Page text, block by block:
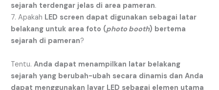
sejarah terdengar jelas di area pameran.
7. Apakah LED screen dapat digunakan sebagai latar
belakang untuk area foto (photo booth) bertema
sejarah di pameran?
Tentu.Anda dapat menampilkan latar belakang
sejarah yang berubah-ubah secara dinamis dan Anda
dapat menggunakan layar LED sebagai elemen utama